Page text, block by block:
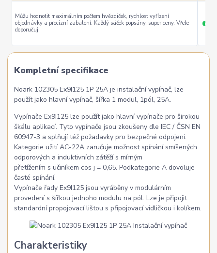
Můžu hodnotit maximálním počtem hvězdiček, rychlost vyřízení
objednávky a precizní zabalení. Každý sáček popsány, super ceny. Vřele
doporučuji
+
Kompletní specifikace
Noark 102305 Ex9I125 1P 25A je instalační vypínač, lze
použít jako hlavní vypínač, šířka 1 modul, 1pól, 25A.
Vypínače Ex9I125 lze použít jako hlavní vypínače pro širokou
škálu aplikací. Tyto vypínače jsou zkoušeny dle IEC / ČSN EN
60947-3 a splňují též požadavky pro bezpečné odpojení.
Kategorie užití AC-22A zaručuje možnost spínání smíšených
odporových a induktivních zátěží s mírným
přetížením s učiníkem cos j = 0,65. Podkategorie A dovoluje
časté spínání.
Vypínače řady Ex9I125 jsou vyráběny v modulárním
provedení s šířkou jednoho modulu na pól. Lze je připojit
standardní propojovací lištou s připojovací vidličkou i kolíkem.
Charakteristiky